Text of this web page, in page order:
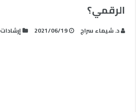
الرقمي؟
د. شيماء سراج 2021/06/19 إرشادات